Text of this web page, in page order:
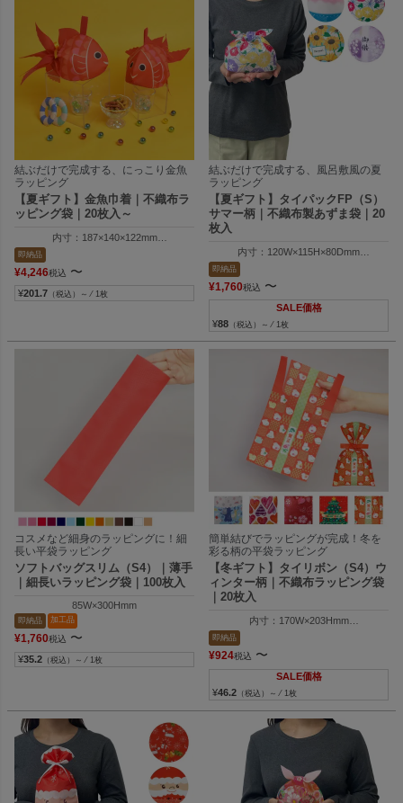
結ぶだけで完成する、にっこり金魚
ラッピング
【夏ギフト】金魚巾着｜不織布ラ
ッピング袋｜20枚入～
内寸：187×140×122mm
即納品
¥4,246税込 〜
¥201.7 （税込）～ ⁄ 1枚
結ぶだけで完成する、風呂敷風の夏
ラッピング
【夏ギフト】タイパックFP（S）
サマー柄｜不織布製あずま袋｜20
枚入
内寸：120W×115H×80Dmm
外寸：120W×130H×80Dmm
即納品
¥1,760税込 〜
SALE価格
¥88 （税込）～ ⁄ 1枚
コスメなど細身のラッピングに！細
長い平袋ラッピング
ソフトバッグスリム（S4）｜薄手
｜細長いラッピング袋｜100枚入
85W×300Hmm
即納品 加工品
¥1,760税込 〜
¥35.2 （税込）～ ⁄ 1枚
簡単結びでラッピングが完成！冬を
彩る柄の平袋ラッピング
【冬ギフト】タイリボン（S4）ウ
ィンター柄｜不織布ラッピング袋
｜20枚入
内寸：170W×203Hmm
即納品
¥924税込 〜
SALE価格
¥46.2 （税込）～ ⁄ 1枚